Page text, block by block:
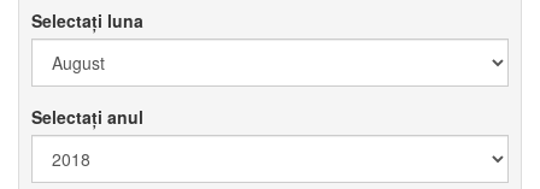
Selectați luna
Selectați anul